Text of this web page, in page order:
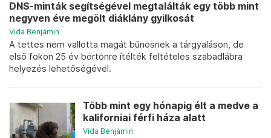
DNS-minták segítségével megtalálták egy több mint
negyven éve megölt diáklány gyilkosát
Vida Benjámin
A tettes nem vallotta magát bűnösnek a tárgyaláson, de
első fokon 25 év börtönre ítélték feltételes szabadlábra
helyezés lehetőségével.
Több mint egy hónapig élt a medve a
kaliforniai férfi háza alatt
Vida Benjámin